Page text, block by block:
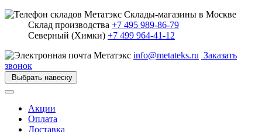
Склады-магазины в Москве
Склад производства +7 495 989-86-79
Северный (Химки) +7 499 964-41-12
info@metateks.ru Заказать
звонок
Выбрать навеску
Акции
Оплата
Доставка